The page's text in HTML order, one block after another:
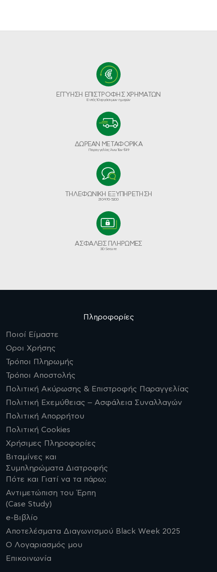
ΕΓΓΥΗΣΗ ΕΠΙΣΤΡΟΦΗΣ ΧΡΗΜΑΤΩΝ
Εντός 10 εργάσιμων ημερών
ΔΩΡΕΑΝ ΜΕΤΑΦΟΡΙΚΑ
Παραγγελίες Άνω Των €49
ΤΗΛΕΦΩΝΙΚΗ ΕΞΥΠΗΡΕΤΗΣΗ
210-970-5200
ΑΣΦΑΛΕΙΣ ΠΛΗΡΩΜΕΣ
3D Secure
Πληροφορίες
Ποιοί Είμαστε
Οροι Χρήσης
Τρόποι Πληρωμής
Τρόποι Αποστολής
Πολιτική Ακύρωσης & Επιστροφής Παραγγελίας
Πολιτική Εχεμύθειας – Ασφάλεια Συναλλαγών
Πολιτική Απορρήτου
Πολιτική Cookies
Χρήσιμες Πληροφορίες
Βιταμίνες και
Συμπληρώματα Διατροφής
Πότε και Γιατί να τα πάρω;
Αντιμετώπιση του Έρπη
(Case Study)
e-Βιβλίο
Αποτελέσματα Διαγωνισμού Black Week 2025
Ο Λογαριασμός μου
Επικοινωνία